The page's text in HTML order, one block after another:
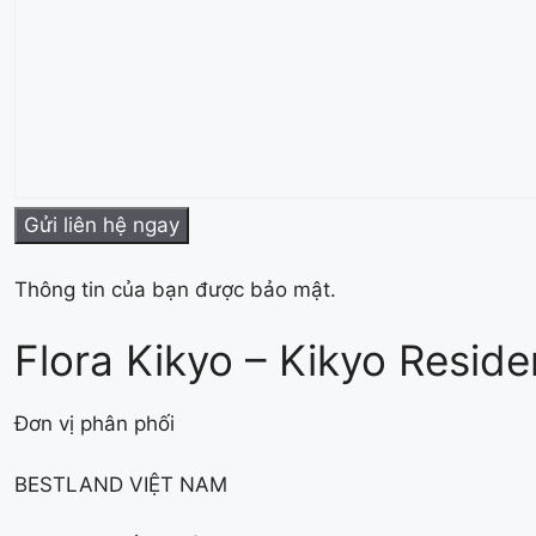
Thông tin của bạn được bảo mật.
Flora Kikyo – Kikyo
Đơn vị phân phối
BESTLAND VIỆT NAM